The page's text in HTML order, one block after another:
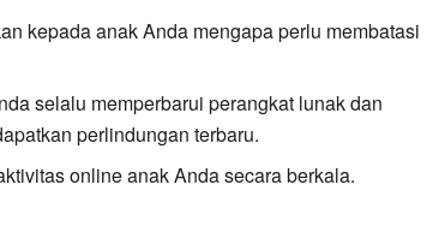
kepada anak Anda mengapa perlu membatasi
selalu memperbarui perangkat lunak dan
perlindungan terbaru.
online anak Anda secara berkala.